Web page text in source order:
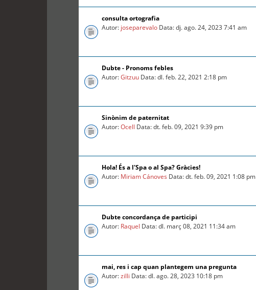
consulta ortografia
Autor: joseparevalo Data: dj. ago. 24, 2023 7:41 am
Dubte - Pronoms febles
Autor:Gitzuu Data: dl. feb. 22, 2021 2:18 pm
Sinònim de paternitat
Autor:Ocell Data: dt. feb. 09, 2021 9:39 pm
Hola! És a l'Spa o al Spa? Gràcies!
Autor: Miriam Cánoves Data: dt. feb. 09, 2021 1:08 pm
Dubte concordança de participi
Autor: Raquel Data: dl. març 08, 2021 11:34 am
mai, res i cap quan plantegem una pregunta
Autor:zilli Data: dl. ago. 28, 2023 10:18 pm